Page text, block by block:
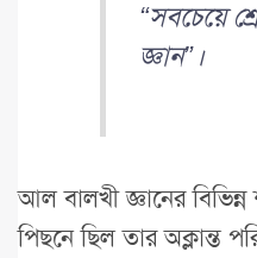
“সবচেয়ে
জ্ঞান”।
আল বালখী জ্ঞানের
পিছনে ছিল তার অক্লান্ত